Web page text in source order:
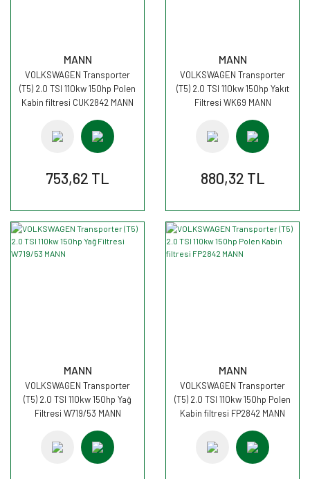
MANN
VOLKSWAGEN Transporter
(T5) 2.0 TSI 110kw 150hp Polen
Kabin filtresi CUK2842 MANN
753,62 TL
MANN
VOLKSWAGEN Transporter
(T5) 2.0 TSI 110kw 150hp Yakıt
Filtresi WK69 MANN
880,32 TL
MANN
VOLKSWAGEN Transporter
(T5) 2.0 TSI 110kw 150hp Yağ
Filtresi W719/53 MANN
MANN
VOLKSWAGEN Transporter
(T5) 2.0 TSI 110kw 150hp Polen
Kabin filtresi FP2842 MANN